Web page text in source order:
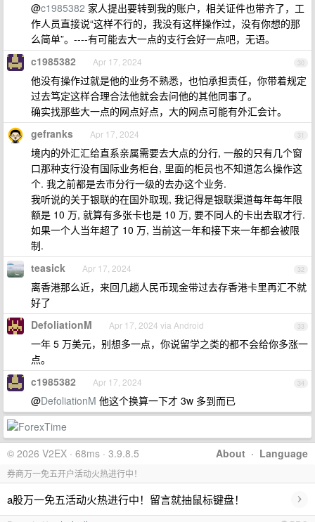
@c1985382 家人提出要转到我的账户，相关证件也带齐了，工
作人员直接说“这样不行的，我没有这样操作过，没有你想的那
么简单”。----有可能去大一点的支行会好一点吧，无语。
30
c1985382 Apr 17, 2024
他没有操作过就是他的业务不熟悉，也怕承担责任，你带着规定
过去笃定这样合理合法他就会去问他的其他同事了。
确实找那些大一点的网点好点，大的网点可能有外汇会计。
31
gefranks Apr 17, 2024
境内的外汇汇给直系亲属需要去大点的分行, 一般的只有几个窗
口那种支行没有国际业务柜台, 里面的柜员也不知道怎么操作这
个. 我之前都是去市分行一级的去办这个业务.
我听说的关于银联的在国外取现, 我记得是银联渠道每年每年限
额是 10 万, 就算有多张卡也是 10 万, 要不同人的卡出去取才行.
如果一个人当年超了 10 万, 当前这一年和接下来一年都会被限
制.
32
teasick Apr 17, 2024
离香港那么近，来回几趟人民币现金带过去存香港卡里再汇不就
好了
33
DefoliationM Apr 17, 2024 via Android
一年 5 万美元，别想多一点，你说留学之类的都不会给你多涨一
点。
34
c1985382 Apr 17, 2024
@DefoliationM 他这个换算一下才 3w 多到而已
About · Language
© 2026 V2EX · 68ms · 3.9.8.5
券商万一免五开户活动火热进行中！
a股万一免五活动火热进行中！留言就抽鼠标键盘！ ›